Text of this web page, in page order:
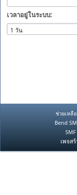
เวลาอยู่ในระบบ:
ช่วยเหลือ
Bend
เพจส